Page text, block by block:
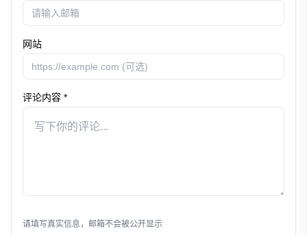
网站
评论内容 *
请填写真实信息，邮箱不会被公开显示